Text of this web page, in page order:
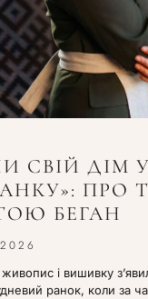
СВІЙ ДІМ
ПРО
БЕГАН
живопис і вишивку
ранок, коли за